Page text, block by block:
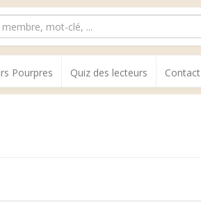
Pourpres Quiz des lecteurs Contact